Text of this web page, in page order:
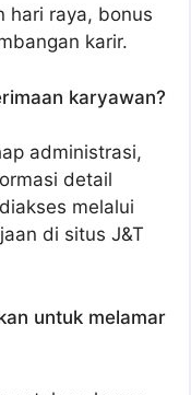
hari raya, bonus
karir.
karyawan?
administrasi,
detail
melalui
di situs J&T
untuk melamar